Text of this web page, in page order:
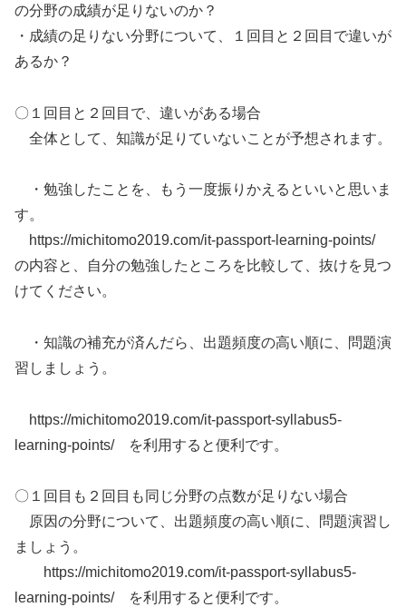
の分野の成績が足りないのか？
・成績の足りない分野について、１回目と２回目で違いが
あるか？
〇１回目と２回目で、違いがある場合
全体として、知識が足りていないことが予想されます。
・勉強したことを、もう一度振りかえるといいと思いま
す。
https://michitomo2019.com/it-passport-learning-points/
の内容と、自分の勉強したところを比較して、抜けを見つ
けてください。
・知識の補充が済んだら、出題頻度の高い順に、問題演
習しましょう。
https://michitomo2019.com/it-passport-syllabus5-
learning-points/ を利用すると便利です。
〇１回目も２回目も同じ分野の点数が足りない場合
原因の分野について、出題頻度の高い順に、問題演習し
ましょう。
https://michitomo2019.com/it-passport-syllabus5-
learning-points/ を利用すると便利です。